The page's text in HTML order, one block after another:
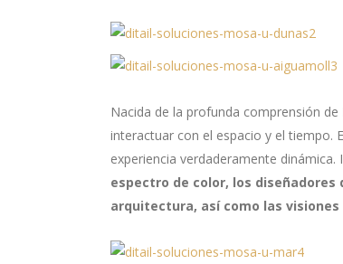
Nacida de la profunda comprensión de
interactuar con el espacio y el tiempo.
experiencia verdaderamente dinámica.
espectro de color, los
arquitectura, así como las